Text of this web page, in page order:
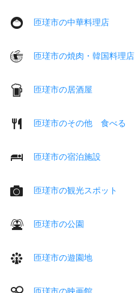
匝瑳市の中華料理店
匝瑳市の焼肉・韓国料理店
匝瑳市の居酒屋
匝瑳市のその他 食べる
匝瑳市の宿泊施設
匝瑳市の観光スポット
匝瑳市の公園
匝瑳市の遊園地
匝瑳市の映画館